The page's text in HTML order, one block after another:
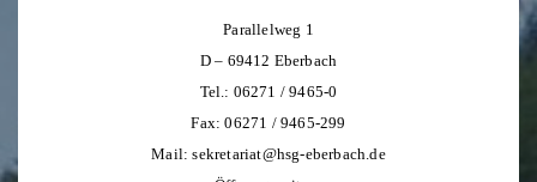
Parallelweg 1
D – 69412 Eberbach
Tel.: 06271 / 9465-0
Fax: 06271 / 9465-299
Mail:sekretariat@hsg-eberbach.de